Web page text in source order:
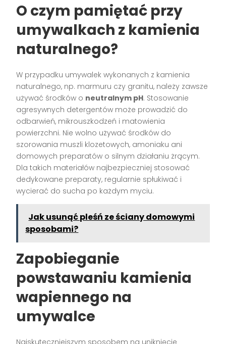
O czym pamiętać przy
umywalkach z kamienia
naturalnego?
W przypadku umywalek wykonanych z kamienia
naturalnego, np. marmuru czy granitu, należy zawsze
używać środków o neutralnym pH. Stosowanie
agresywnych detergentów może prowadzić do
odbarwień, mikrouszkodzeń i matowienia
powierzchni. Nie wolno używać środków do
szorowania muszli klozetowych, amoniaku ani
domowych preparatów o silnym działaniu żrącym.
Dla takich materiałów najbezpieczniej stosować
dedykowane preparaty, regularnie spłukiwać i
wycierać do sucha po każdym myciu.
Jak usunąć pleśń ze ściany domowymi
sposobami?
Zapobieganie
powstawaniu kamienia
wapiennego na
umywalce
Najskuteczniejszym sposobem na uniknięcie